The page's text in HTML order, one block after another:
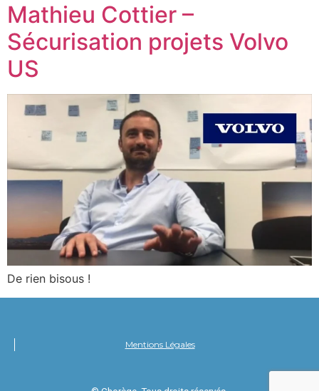
Mathieu Cottier –
Sécurisation projets Volvo
US
De rien bisous !
Mentions Légales